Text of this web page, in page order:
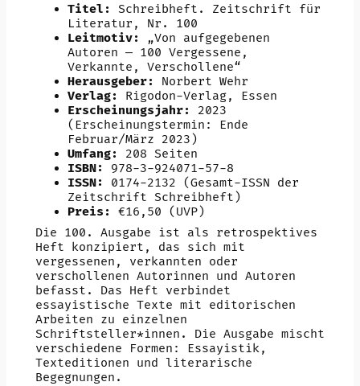
Titel:
Schreibheft. Zeitschrift für
Literatur, Nr. 100
Leitmotiv:
„Von aufgegebenen
Autoren — 100 Vergessene,
Verkannte, Verschollene“
Herausgeber:
Norbert Wehr
Verlag:
Rigodon-Verlag, Essen
Erscheinungsjahr:
2023
(Erscheinungstermin: Ende
Februar/März 2023)
Umfang:
208 Seiten
ISBN:
978-3-924071-57-8
ISSN:
0174-2132 (Gesamt-ISSN der
Zeitschrift Schreibheft)
Preis:
€16,50 (UVP)
Die 100. Ausgabe ist als retrospektives
Heft konzipiert, das sich mit
vergessenen, verkannten oder
verschollenen Autorinnen und Autoren
befasst. Das Heft verbindet
essayistische Texte mit editorischen
Arbeiten zu einzelnen
Schriftsteller*innen. Die Ausgabe mischt
verschiedene Formen: Essayistik,
Texteditionen und literarische
Begegnungen.